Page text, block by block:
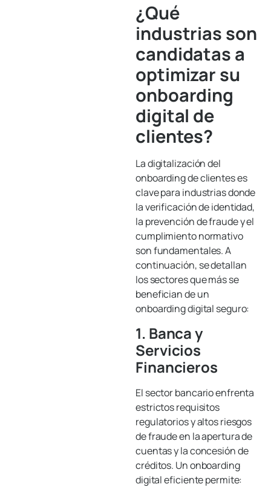
¿Qué
industrias son
candidatas a
optimizar su
onboarding
digital de
clientes?
La digitalización del
onboarding de clientes es
clave para industrias donde
la verificación de identidad,
la prevención de fraude y el
cumplimiento normativo
son fundamentales. A
continuación, se detallan
los sectores que más se
benefician de un
onboarding digital seguro:
1. Banca y
Servicios
Financieros
El sector bancario enfrenta
estrictos requisitos
regulatorios y altos riesgos
de fraude en la apertura de
cuentas y la concesión de
créditos. Un onboarding
digital eficiente permite: